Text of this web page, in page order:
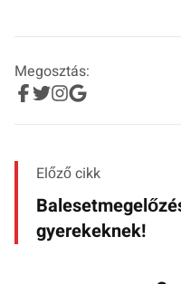
Megosztás:
Előző cikk
gyerekeknek!